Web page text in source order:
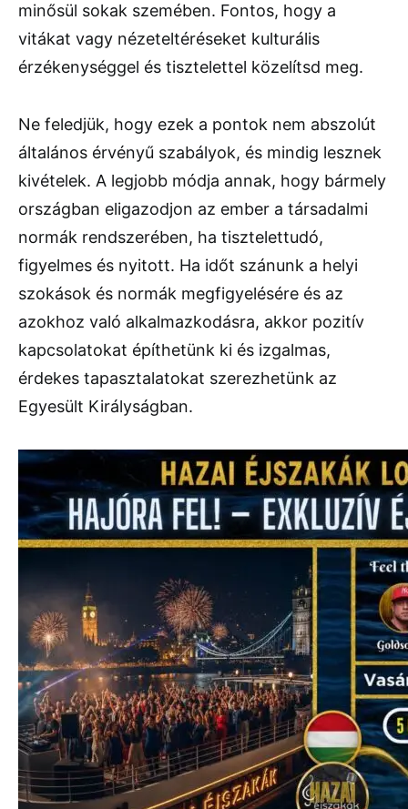
minősül sokak szemében. Fontos, hogy a
vitákat vagy nézeteltéréseket kulturális
érzékenységgel és tisztelettel közelítsd meg.
Ne feledjük, hogy ezek a pontok nem abszolút
általános érvényű szabályok, és mindig lesznek
kivételek. A legjobb módja annak, hogy bármely
országban eligazodjon az ember a társadalmi
normák rendszerében, ha tisztelettudó,
figyelmes és nyitott. Ha időt szánunk a helyi
szokások és normák megfigyelésére és az
azokhoz való alkalmazkodásra, akkor pozitív
kapcsolatokat építhetünk ki és izgalmas,
érdekes tapasztalatokat szerezhetünk az
Egyesült Királyságban.